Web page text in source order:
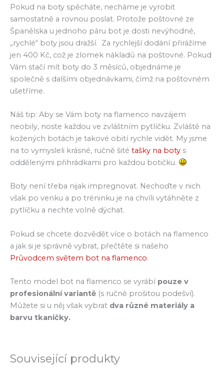
Pokud na boty spěcháte, necháme je vyrobit
samostatně a rovnou poslat. Protože poštovné ze
Španělska u jednoho páru bot je dosti nevýhodné,
„rychlé“ boty jsou dražší. Za rychlejší dodání přirážíme
jen 400 Kč, což je zlomek nákladů na poštovné. Pokud
Vám stačí mít boty do 3 měsíců, objednáme je
společně s dalšími objednávkami, čímž na poštovném
ušetříme.
Náš tip: Aby se Vám boty na flamenco navzájem
neobily, noste každou ve zvláštním pytlíčku. Zvláště na
kožených botách je takové obití rychle vidět. My jsme
na to vymysleli krásné, ručně šité tašky na boty s
oddělenými přihrádkami pro každou botičku.
Boty není třeba nijak impregnovat. Nechoďte v nich
však po venku a po tréninku je na chvíli vytáhněte z
pytlíčku a nechte volně dýchat.
Pokud se chcete dozvědět více o botách na flamenco
a jak si je správně vybrat, přečtěte si našeho
Průvodcem světem bot na flamenco.
Tento model bot na flamenco se vyrábí pouze v
profesionální variantě (s ručně prošitou podešví).
Můžete si u něj však vybrat dva různé materiály a
barvu tkaničky.
Související produkty